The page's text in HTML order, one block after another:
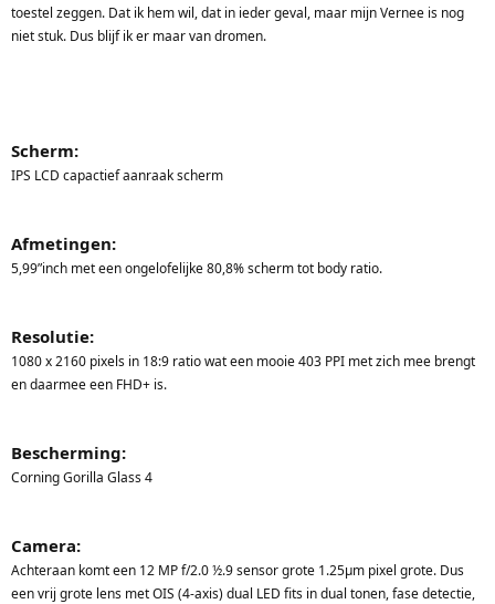
toestel zeggen. Dat ik hem wil, dat in ieder geval, maar mijn Vernee is nog
niet stuk. Dus blijf ik er maar van dromen.
Scherm:
IPS LCD capactief aanraak scherm
Afmetingen:
5,99”inch met een ongelofelijke 80,8% scherm tot body ratio.
Resolutie:
1080 x 2160 pixels in 18:9 ratio wat een mooie 403 PPI met zich mee brengt
en daarmee een FHD+ is.
Bescherming:
Corning Gorilla Glass 4
Camera:
Achteraan komt een 12 MP f/2.0 ½.9 sensor grote 1.25µm pixel grote. Dus
een vrij grote lens met OIS (4-axis) dual LED fits in dual tonen, fase detectie,